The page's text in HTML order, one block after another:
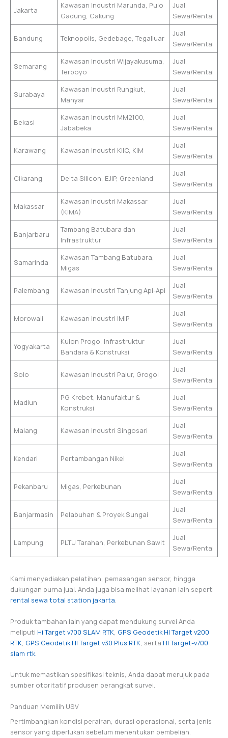
Jakarta
Kawasan Industri Marunda, Pulo
Gadung, Cakung
Jual,
Sewa/Rental
Bandung Teknopolis, Gedebage, Tegalluar
Jual,
Sewa/Rental
Semarang
Kawasan Industri Wijayakusuma,
Terboyo
Jual,
Sewa/Rental
Surabaya
Kawasan Industri Rungkut,
Manyar
Jual,
Sewa/Rental
Bekasi
Kawasan Industri MM2100,
Jababeka
Jual,
Sewa/Rental
Karawang Kawasan Industri KIIC, KIM
Jual,
Sewa/Rental
Cikarang Delta Silicon, EJIP, Greenland
Jual,
Sewa/Rental
Makassar
Kawasan Industri Makassar
(KIMA)
Jual,
Sewa/Rental
Banjarbaru
Tambang Batubara dan
Infrastruktur
Jual,
Sewa/Rental
Samarinda
Kawasan Tambang Batubara,
Migas
Jual,
Sewa/Rental
Palembang Kawasan Industri Tanjung Api-Api
Jual,
Sewa/Rental
Morowali Kawasan Industri IMIP
Jual,
Sewa/Rental
Yogyakarta
Kulon Progo, Infrastruktur
Bandara & Konstruksi
Jual,
Sewa/Rental
Solo Kawasan Industri Palur, Grogol
Jual,
Sewa/Rental
Madiun
PG Krebet, Manufaktur &
Konstruksi
Jual,
Sewa/Rental
Malang Kawasan industri Singosari
Jual,
Sewa/Rental
Kendari Pertambangan Nikel
Jual,
Sewa/Rental
Pekanbaru Migas, Perkebunan
Jual,
Sewa/Rental
Banjarmasin Pelabuhan & Proyek Sungai
Jual,
Sewa/Rental
Lampung PLTU Tarahan, Perkebunan Sawit
Jual,
Sewa/Rental
Kami menyediakan pelatihan, pemasangan sensor, hingga
dukungan purna jual. Anda juga bisa melihat layanan lain seperti
rental sewa total station jakarta.
Produk tambahan lain yang dapat mendukung survei Anda
meliputi Hi Target v700 SLAM RTK, GPS Geodetik HI Target v200
RTK, GPS Geodetik HI Target v30 Plus RTK, serta HI Target-v700
slam rtk.
Untuk memastikan spesifikasi teknis, Anda dapat merujuk pada
sumber otoritatif produsen perangkat survei.
Panduan Memilih USV
Pertimbangkan kondisi perairan, durasi operasional, serta jenis
sensor yang diperlukan sebelum menentukan pembelian.